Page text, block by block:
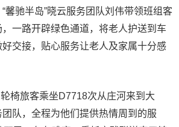
馨驰半岛”晓云服务团队刘伟带领班组客
一路开辟绿色通道，将老人护送到车
交接，贴心服务让老人及家属十分感
椅旅客乘坐D7718次从庄河来到大
队，全程为他们提供热情周到的服